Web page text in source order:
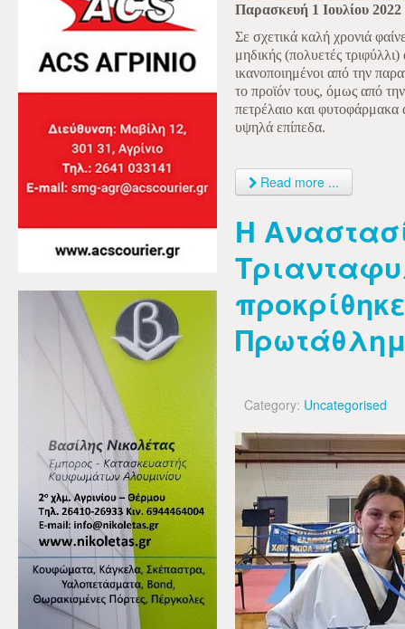
Παρασκευή 1 Ιουλίου 2022
Σε σχετικά καλή χρονιά
μηδικής (πολυετές
ικανοποιημένοι από την
το προϊόν τους, όμως από
πετρέλαιο και φυτοφάρμακα
υψηλά επίπεδα.
Read more ...
Η
Category: Uncategorised